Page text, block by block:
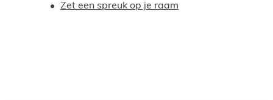
Zet een spreuk op je raam